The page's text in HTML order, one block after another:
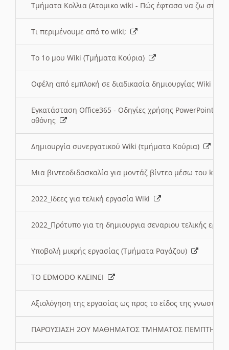
Τμήματα Κολλια (Ατομικο wiki - Πώς έφτασα να ζω στην
Τι περιμένουμε από το wiki;
Το 1ο μου Wiki (Τμήματα Κούρια)
Οφέλη από εμπλοκή σε διαδικασία δημιουργίας Wiki
Εγκατάσταση Office365 - Οδηγίες χρήσης PowerPoint
οθόνης
Δημιουργία συνεργατικού Wiki (τμήματα Κούρια)
Μια βιντεοδιδασκαλία για μοντάζ βίντεο μέσω του
2022_Ιδεες για τελική εργασία Wiki
2022_Πρότυπο για τη δημιουργια σεναριου τελικής
Υποβολή μικρής εργασίας (Τμήματα Ραγάζου)
ΤΟ EDMODO ΚΛΕΙΝΕΙ
Αξιολόγηση της εργασίας ως προς το είδος της
ΠΑΡΟΥΣΙΑΣΗ 2ΟΥ ΜΑΘΗΜΑΤΟΣ ΤΜΗΜΑΤΟΣ